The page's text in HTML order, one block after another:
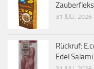
31 JULI, 2026
Rückruf:
Edel